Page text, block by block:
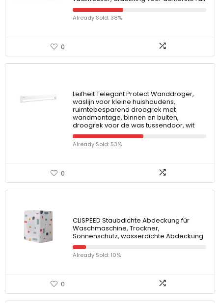
Already Sold: 38%
0
Leifheit Telegant Protect Wanddroger,
waslijn voor kleine huishoudens,
ruimtebesparend droogrek met
wandmontage, binnen en buiten,
droogrek voor de was tussendoor, wit
Already Sold: 53%
0
CLISPEED Staubdichte Abdeckung für
Waschmaschine, Trockner,
Sonnenschutz, wasserdichte Abdeckung
Already Sold: 10%
0